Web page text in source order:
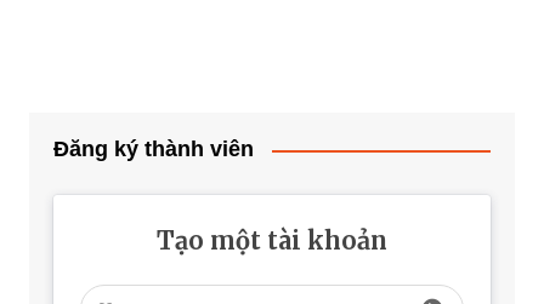
Đăng ký thành viên
Tạo một tài khoản